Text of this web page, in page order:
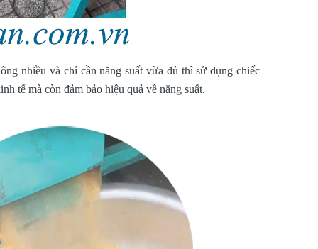
nhiều và chỉ cần năng suất vừa đủ thì sử dụng chiếc
tế mà còn đảm bảo hiệu quả về năng suất.